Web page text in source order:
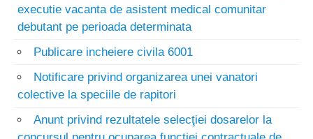
executie vacanta de asistent medical comunitar
debutant pe perioada determinata
Publicare incheiere civila 6001
Notificare privind organizarea unei vanatori
colective la speciile de rapitori
Anunt privind rezultatele selecţiei dosarelor la